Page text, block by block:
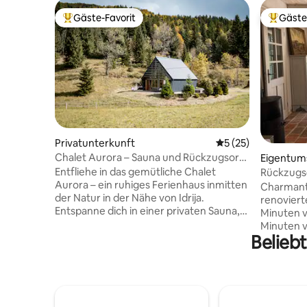
Beliebter Gäste-Favorit.
Gäste-Favorit
Privatunterkunft Durchschnittliche
5 (25)
Chalet Aurora – Sauna und Rückzugsort
in der Natur in der Nähe von Idrija
Entfliehe in das gemütliche Chalet
Aurora – ein ruhiges Ferienhaus inmitten
der Natur in der Nähe von Idrija.
Entspanne dich in einer privaten Sauna,
Flüsse
Minuten
Minuten
entfernt.
ihrem